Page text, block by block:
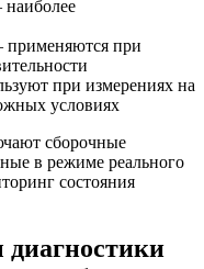
применяются при
при измерениях на
условиях
сборочные
в режиме реального
состояния